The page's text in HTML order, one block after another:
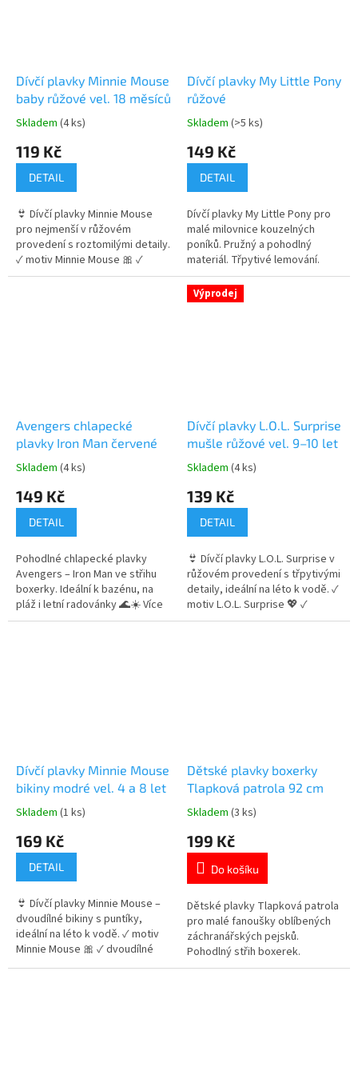
Dívčí plavky Minnie Mouse
baby růžové vel. 18 měsíců
Průměrné
produktu
5
hvězdiček.
Skladem (4 ks)
119 Kč
DETAIL
👙 Dívčí plavky Minnie Mouse
pro nejmenší v růžovém
provedení s roztomilými detaily.
✓ motiv Minnie Mouse 🎀 ✓
jemný a pružný materiál ✓
Dívčí plavky My Little Pony
růžové
Průměrné
produktu
5
hvězdiček.
Skladem (>5 ks)
149 Kč
DETAIL
Dívčí plavky My Little Pony pro
malé milovnice kouzelných
poníků. Pružný a pohodlný
materiál. Třpytivé lemování.
Motiv My Little Pony. Ideální na
léto a vodní radovánky. 👉 Více
produktů s motivem My Little
Avengers chlapecké
plavky Iron Man červené
Průměrné
produktu
5
hvězdiček.
Skladem (4 ks)
149 Kč
DETAIL
Pohodlné chlapecké plavky
Avengers – Iron Man ve střihu
boxerky. Ideální k bazénu, na
pláž i letní radovánky 🌊☀️ Více
produktů s
Výprodej
Dívčí plavky L.O.L. Surprise
mušle růžové vel. 9–10 let
Průměrné
produktu
5
hvězdiček.
Skladem (4 ks)
139 Kč
DETAIL
👙 Dívčí plavky L.O.L. Surprise v
růžovém provedení s třpytivými
detaily, ideální na léto k vodě. ✓
motiv L.O.L. Surprise 💖 ✓
pohodlný a pružný materiál ✓
Dívčí plavky Minnie Mouse
bikiny modré vel. 4 a 8 let
Průměrné
produktu
5
hvězdiček.
Skladem (1 ks)
169 Kč
DETAIL
👙 Dívčí plavky Minnie Mouse –
dvoudílné bikiny s puntíky,
ideální na léto k vodě. ✓ motiv
Minnie Mouse 🎀 ✓ dvoudílné
provedení (bikiny) ✓ pohodlný a
Dětské plavky boxerky
Tlapková patrola 92 cm
Průměrné
produktu
5,0
5
hvězdiček.
Skladem (3 ks)
199 Kč
Do košíku
Dětské plavky Tlapková patrola
pro malé fanoušky oblíbených
záchranářských pejsků.
Pohodlný střih boxerek.
Elastický pas pro pohodlné